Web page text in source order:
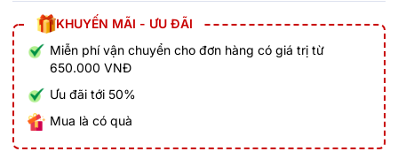
KHUYẾN MÃI - ƯU ĐÃI
Miễn phí vận chuyển cho đơn hàng có giá trị từ
650.000 VNĐ
Ưu đãi tới 50%
Mua là có quà